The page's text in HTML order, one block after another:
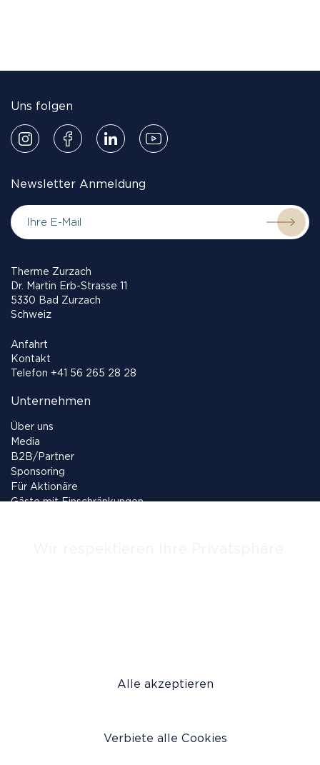
Alle akzeptieren
Verbiete alle Cookies
Uns folgen
Newsletter Anmeldung
Therme Zurzach
Dr. Martin Erb-Strasse 11
5330 Bad Zurzach
Schweiz
Anfahrt
Kontakt
Telefon +41 56 265 28 28
Unternehmen
Über uns
Media
B2B/Partner
Sponsoring
Für Aktionäre
Gäste mit Einschränkungen